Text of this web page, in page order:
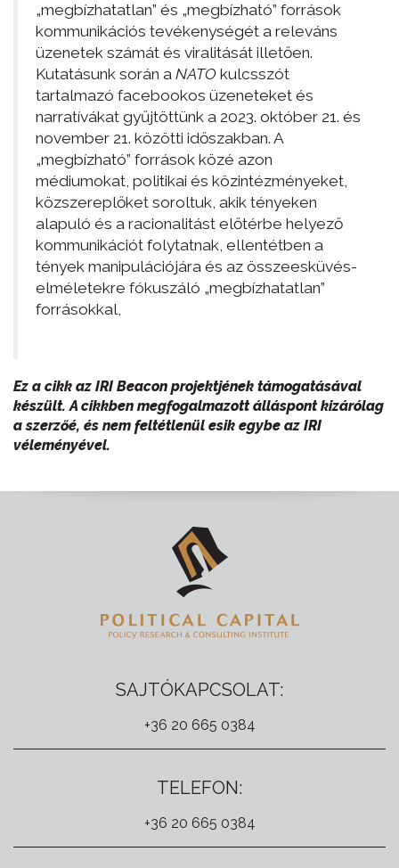
„megbízhatatlan” és „megbízható” források
kommunikációs tevékenységét a releváns
üzenetek számát és viralitását illetően.
Kutatásunk során a NATO kulcsszót
tartalmazó facebookos üzeneteket és
narratívákat gyűjtöttünk a 2023. október 21. és
november 21. közötti időszakban. A
„megbízható” források közé azon
médiumokat, politikai és közintézményeket,
közszereplőket soroltuk, akik tényeken
alapuló és a racionalitást előtérbe helyező
kommunikációt folytatnak, ellentétben a
tények manipulációjára és az összeesküvés-
elméletekre fókuszáló „megbízhatatlan”
forrásokkal,
Ez a cikk az IRI Beacon projektjének támogatásával
készült. A cikkben megfogalmazott álláspont kizárólag
a szerzőé, és nem feltétlenül esik egybe az IRI
véleményével.
SAJTÓKAPCSOLAT:
+36 20 665 0384
TELEFON:
+36 20 665 0384